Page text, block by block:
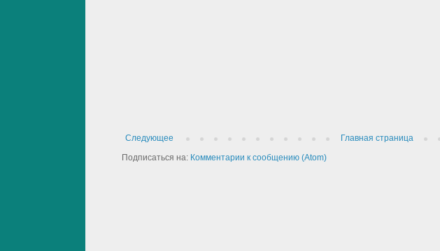
Следующее
Главная страница
Подписаться на: Комментарии к сообщению (Atom)